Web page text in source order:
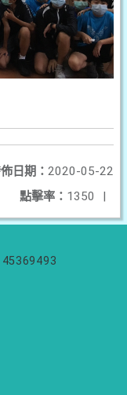
日期： 2020-05-22
點擊率： 1350 |
45369493